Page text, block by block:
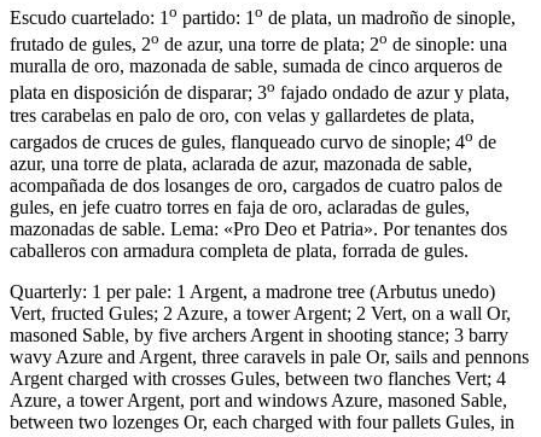
Escudo cuartelado: 1 o partido: 1 o de plata, un madroño de sinople,
frutado de gules, 2o de azur, una torre de plata; 2o de sinople: una
muralla de oro, mazonada de sable, sumada de cinco arqueros de
plata en disposición de disparar; 3o fajado ondado de azur y plata,
tres carabelas en palo de oro, con velas y gallardetes de plata,
cargados de cruces de gules, flanqueado curvo de sinople; 4o de
azur, una torre de plata, aclarada de azur, mazonada de sable,
acompañada de dos losanges de oro, cargados de cuatro palos de
gules, en jefe cuatro torres en faja de oro, aclaradas de gules,
mazonadas de sable. Lema: «Pro Deo et Patria». Por tenantes dos
caballeros con armadura completa de plata, forrada de gules.
Quarterly: 1 per pale: 1 Argent, a madrone tree (Arbutus unedo)
Vert, fructed Gules; 2 Azure, a tower Argent; 2 Vert, on a wall Or,
masoned Sable, by five archers Argent in shooting stance; 3 barry
wavy Azure and Argent, three caravels in pale Or, sails and pennons
Argent charged with crosses Gules, between two flanches Vert; 4
Azure, a tower Argent, port and windows Azure, masoned Sable,
between two lozenges Or, each charged with four pallets Gules, in